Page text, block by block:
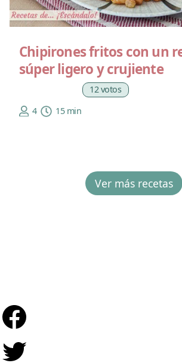
Chipirones fritos con un
súper ligero y crujiente
12 votos
4
15 min
Ver más recetas